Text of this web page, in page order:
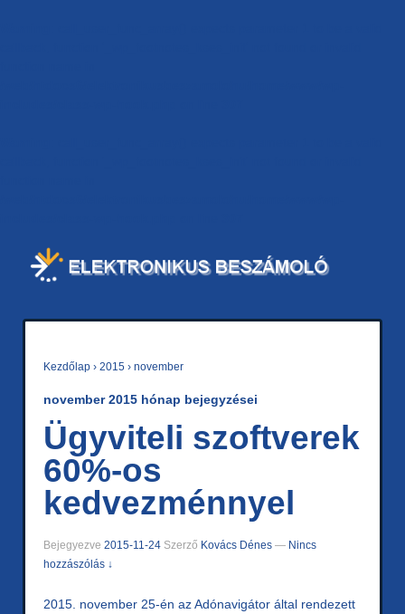
Kezdőlap › 2015 › november
november 2015 hónap bejegyzései
Ügyviteli szoftverek
60%-os
kedvezménnyel
Bejegyezve 2015-11-24 Szerző Kovács Dénes — Nincs
hozzászólás ↓
2015. november 25-én az Adónavigátor által rendezett